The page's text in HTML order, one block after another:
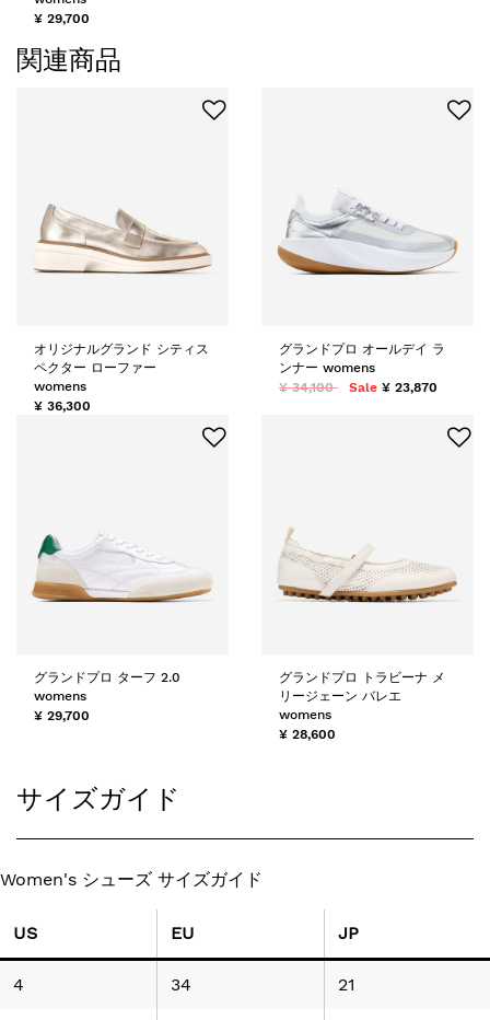
¥ 29,700
関連商品
オリジナルグランド シティス
ペクター ローファー
womens
¥ 36,300
グランドプロ オールデイ ラ
ンナー womens
¥ 34,100
Sale ¥ 23,870
グランドプロ ターフ 2.0
womens
¥ 29,700
グランドプロ トラビーナ メ
リージェーン バレエ
womens
¥ 28,600
サイズガイド
Women's シューズ サイズガイド
US EU JP
4 34 21